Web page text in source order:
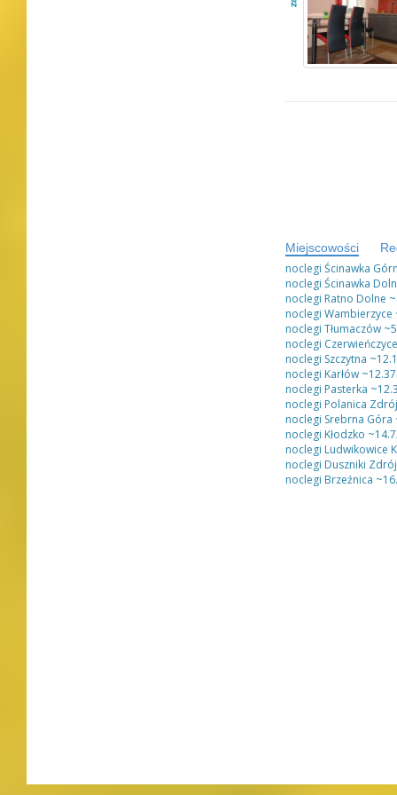
Miejscowości
noclegi Ścinawka
noclegi Ścinawka
noclegi Ratno Dolne
noclegi Wambierzyce
noclegi Tłumaczów
noclegi Czerwieńczyce
noclegi Szczytna
noclegi Karłów
noclegi Pasterka
noclegi Polanica Zdrój
noclegi Srebrna Góra
noclegi Kłodzko
noclegi Ludwikowice
noclegi Duszniki Zdrój
noclegi Brzeźnica